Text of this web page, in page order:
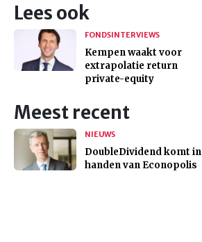
Lees ook
FONDSINTERVIEWS
Kempen waakt voor
extrapolatie return
private-equity
Meest recent
NIEUWS
DoubleDividend komt in
handen van Econopolis